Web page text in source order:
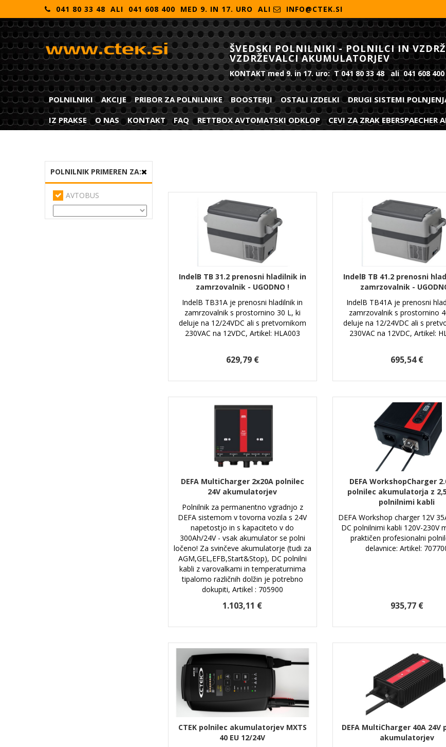
041 80 33 48 ALI 041 608 400 MED 9. IN 17. URO ALI INFO@CTEK.SI
ŠVEDSKI POLNILNIKI - POLNILCI IN
VZDRŽEVALCI AKUMULATORJEV
KONTAKT med 9. in 17. uro: T 041 80 33 48 ali 041 608
POLNILNIKI AKCIJE PRIBOR ZA POLNILNIKE BOOSTERJI OSTALI IZDELKI DRUGI SISTEMI
IZ PRAKSE
O NAS KONTAKT FAQ RETTBOX AVTOMATSKI ODKLOP CEVI ZA ZRAK EBERSPAECHER
POLNILNIK PRIMEREN ZA:
AVTOBUS
IndelB TB 31.2 prenosni hladilnik in
zamrzovalnik - UGODNO !
IndelB TB31A je prenosni hladilnik in
zamrzovalnik s prostornino 30 L, ki
deluje na 12/24VDC ali s pretvornikom
230VAC na 12VDC, Artikel: HLA003
629,79 €
IndelB TB 41.2 prenosni
zamrzovalnik -
IndelB TB41A je prenosni
zamrzovalnik s prostornino
deluje na 12/24VDC ali s
230VAC na 12VDC, Artikel:
695,54 €
DEFA MultiCharger 2x20A polnilec
24V akumulatorjev
Polnilnik za permanentno vgradnjo z
DEFA sistemom v tovorna vozila s 24V
napetostjo in s kapaciteto v do
300Ah/24V - vsak akumulator se polni
ločeno! Za svinčeve akumulatorje (tudi za
AGM,GEL,EFB,Start&Stop), DC polnilni
kabli z varovalkami in temperaturnima
tipalomo različnih dolžin je potrebno
dokupiti, Artikel : 705900
1.103,11 €
DEFA WorkshopCharger
polnilec akumulatorja z
polnilnimi kabli
DEFA Workshop charger 12V
DC polnilnimi kabli 120V-230V
praktičen profesionalni
delavnice: Artikel:
935,77 €
CTEK polnilec akumulatorjev MXTS
40 EU 12/24V
DEFA MultiCharger 40A 24V
akumulatorjev